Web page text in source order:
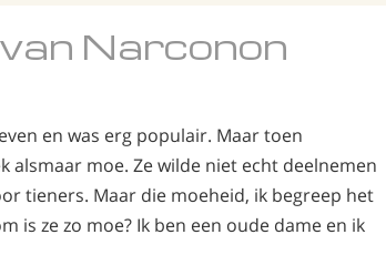
Narconon
en was erg populair. Maar toen
alsmaar moe. Ze wilde niet echt deelnemen
tieners. Maar die moeheid, ik begreep het
is ze zo moe? Ik ben een oude dame en ik